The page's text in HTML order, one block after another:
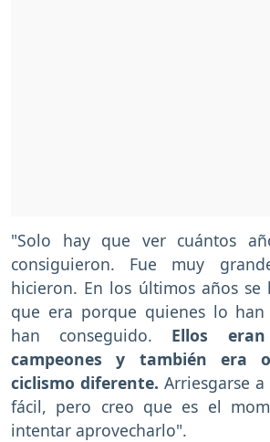
"Solo hay que ver cuántos
consiguieron. Fue muy
hicieron. En los últimos años
que era porque quienes lo
han conseguido. Ellos
campeones y también era
ciclismo diferente. Arriesgarse
fácil, pero creo que es el
intentar aprovecharlo".